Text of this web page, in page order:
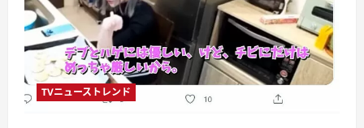
TVニューストレンド